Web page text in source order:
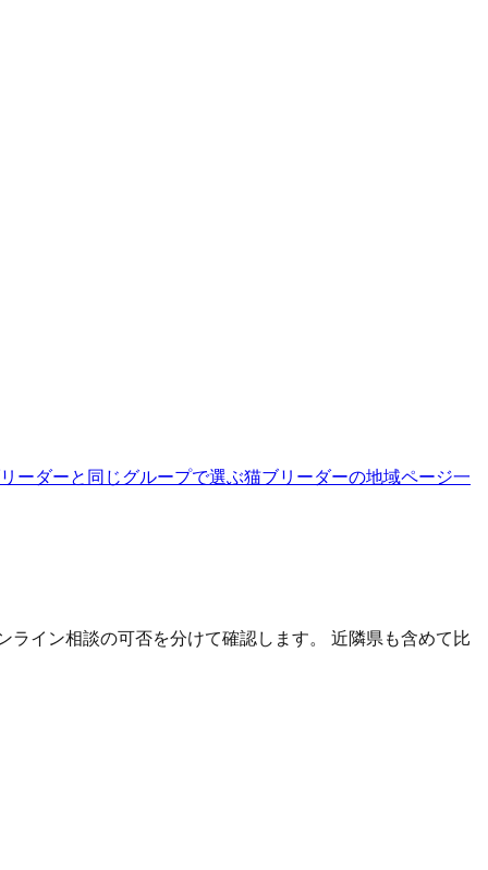
ーダーと同じグループで選ぶ猫ブリーダーの地域ページ一
イン相談の可否を分けて確認します。 近隣県も含めて比